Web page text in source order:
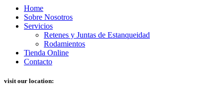
Home
Sobre Nosotros
Servicios
Retenes y Juntas de Estanqueidad
Rodamientos
Tienda Online
Contacto
visit our location: